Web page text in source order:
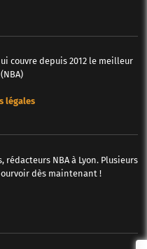
couvre depuis 2012 le meilleur
légales
NBA à Lyon. Plusieurs
dès maintenant !